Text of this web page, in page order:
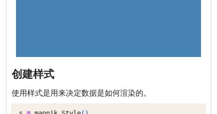
创建样式
使用样式是用来决定数据是如何渲染的。